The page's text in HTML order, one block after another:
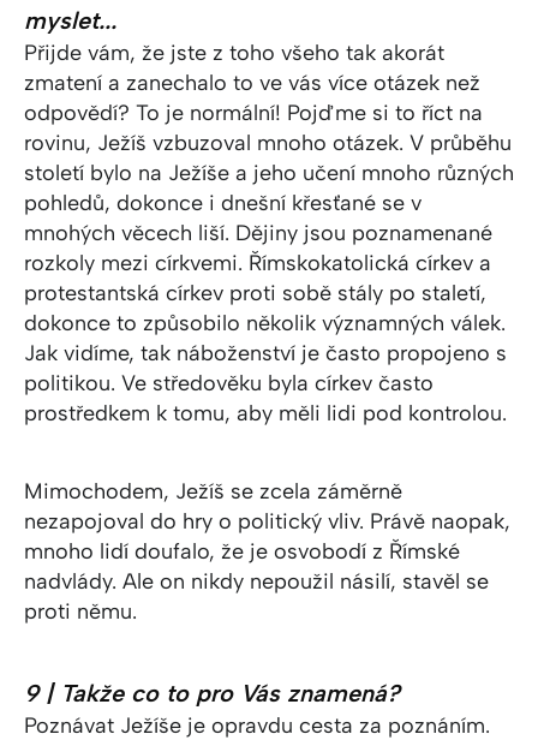
myslet...
Přijde vám, že jste z toho všeho tak akorát
zmatení a zanechalo to ve vás více otázek než
odpovědí? To je normální! Pojďme si to říct na
rovinu, Ježíš vzbuzoval mnoho otázek. V průběhu
století bylo na Ježíše a jeho učení mnoho různých
pohledů, dokonce i dnešní křesťané se v
mnohých věcech liší. Dějiny jsou poznamenané
rozkoly mezi církvemi. Římskokatolická církev a
protestantská církev proti sobě stály po staletí,
dokonce to způsobilo několik významných válek.
Jak vidíme, tak náboženství je často propojeno s
politikou. Ve středověku byla církev často
prostředkem k tomu, aby měli lidi pod kontrolou.
Mimochodem, Ježíš se zcela záměrně
nezapojoval do hry o politický vliv. Právě naopak,
mnoho lidí doufalo, že je osvobodí z Římské
nadvlády. Ale on nikdy nepoužil násilí, stavěl se
proti němu.
9 | Takže co to pro Vás znamená?
Poznávat Ježíše je opravdu cesta za poznáním.